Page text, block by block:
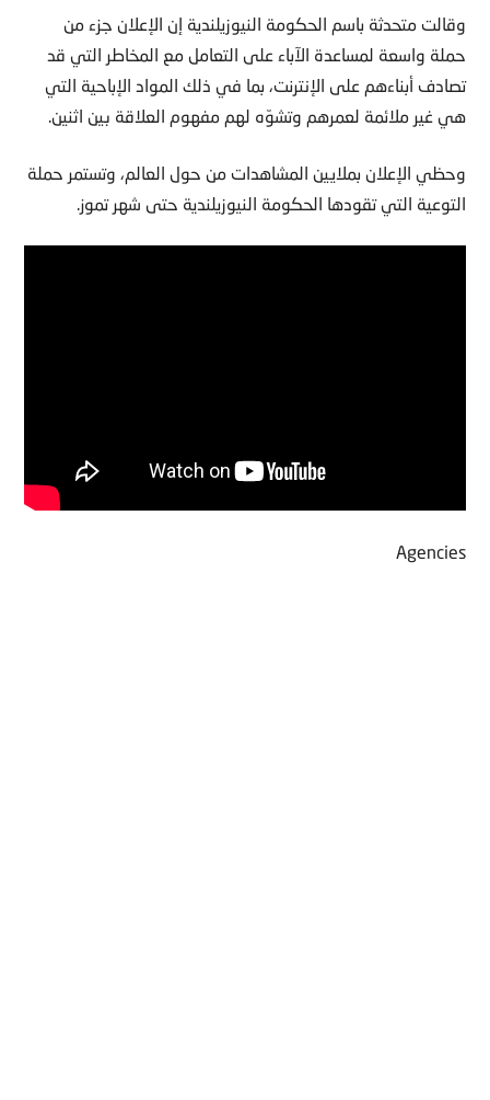
وقالت متحدثة باسم الحكومة النيوزيلندية إن الإعلان جزء من
حملة واسعة لمساعدة الآباء على التعامل مع المخاطر التي قد
تصادف أبناءهم على الإنترنت، بما في ذلك المواد الإباحية التي
هي غير ملائمة لعمرهم وتشوّه لهم مفهوم العلاقة بين اثنين.
وحظي الإعلان بملايين المشاهدات من حول العالم، وتستمر حملة
التوعية التي تقودها الحكومة النيوزيلندية حتى شهر تموز.
Agencies